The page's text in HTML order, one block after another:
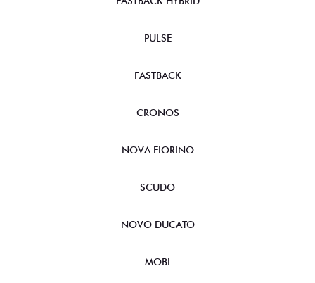
PULSE
FASTBACK
CRONOS
NOVA FIORINO
SCUDO
NOVO DUCATO
MOBI